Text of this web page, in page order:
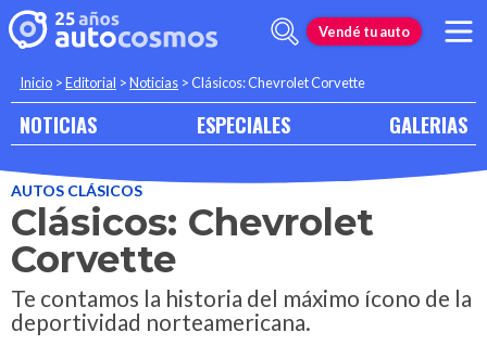
Vendé tu auto
Inicio >Editorial >Noticias >Clásicos: Chevrolet Corvette
NOTICIAS ESPECIALES GALERIAS
AUTOS CLÁSICOS
Clásicos: Chevrolet
Corvette
Te contamos la historia del máximo ícono de la
deportividad norteamericana.